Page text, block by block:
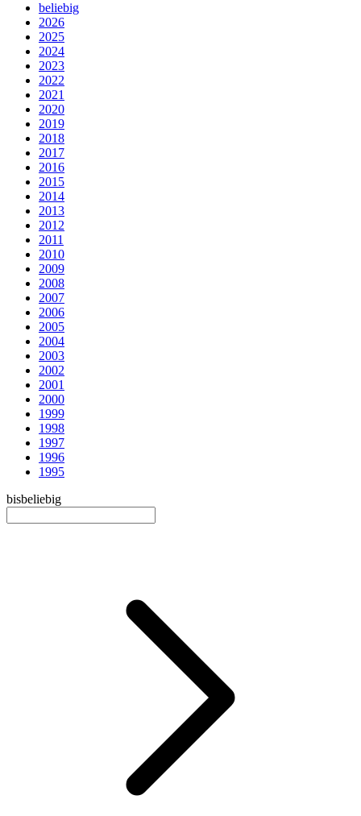
beliebig
2026
2025
2024
2023
2022
2021
2020
2019
2018
2017
2016
2015
2014
2013
2012
2011
2010
2009
2008
2007
2006
2005
2004
2003
2002
2001
2000
1999
1998
1997
1996
1995
bisbeliebig